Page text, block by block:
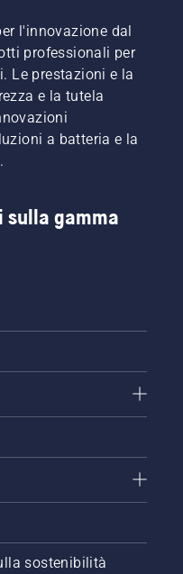
l'innovazione dal
professionali per
Le prestazioni e la
e la tutela
a batteria e la
sulla gamma
sostenibilità